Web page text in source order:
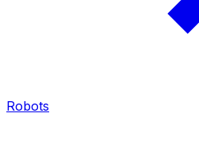
Robots